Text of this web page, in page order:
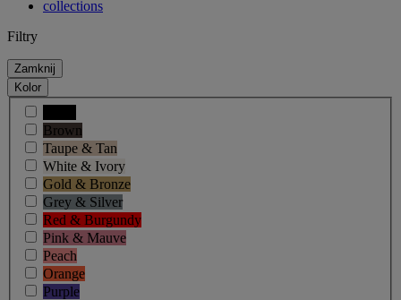
collections
Filtry
Zamknij
Kolor
Brown
Taupe & Tan
White & Ivory
Gold & Bronze
Grey & Silver
Red & Burgundy
Pink & Mauve
Peach
Orange
Purple